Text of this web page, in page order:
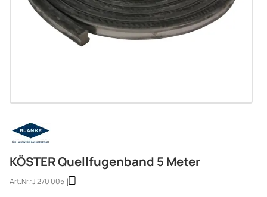
KÖSTER Quellfugenband 5 Meter
Art.Nr.:J 270 005